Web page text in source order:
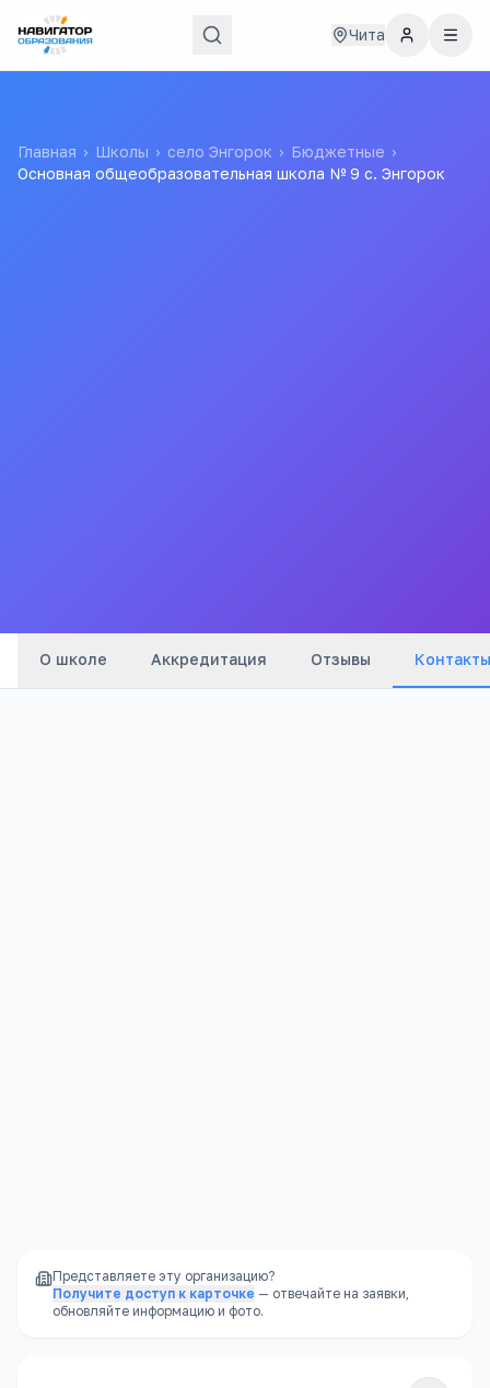
Чита
Главная › Школы › село Энгорок › Бюджетные ›
Основная общеобразовательная школа № 9 с. Энгорок
О школе Аккредитация Отзывы Контакты
Представляете эту организацию?
Получите доступ к карточке — отвечайте на заявки,
обновляйте информацию и фото.